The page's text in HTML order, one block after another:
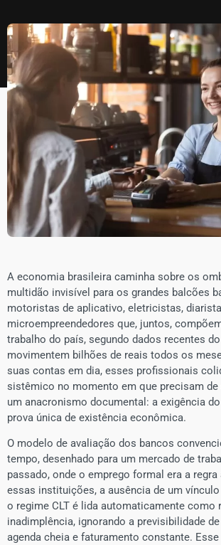
​A economia brasileira caminha sobre os
multidão invisível para os grandes balcões
motoristas de aplicativo, eletricistas,
microempreendedores que, juntos,
trabalho do país, segundo dados recentes do
movimentem bilhões de reais todos os
suas contas em dia, esses profissionais
sistêmico no momento em que precisam
um anacronismo documental: a exigência
prova única de existência econômica.
​O modelo de avaliação dos bancos
tempo, desenhado para um mercado de
passado, onde o emprego formal era a
essas instituições, a ausência de um
o regime CLT é lida automaticamente como
inadimplência, ignorando a previsibilidade
agenda cheia e faturamento constante.